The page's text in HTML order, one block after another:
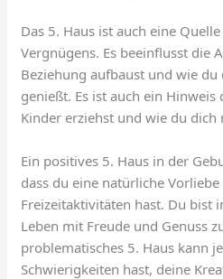
Das 5. Haus ist auch eine
Vergnügens. Es beeinflusst die
Beziehung aufbaust und wie
genießt. Es ist auch ein
Kinder erziehst und wie du
Ein positives 5. Haus in der
dass du eine natürliche
Freizeitaktivitäten hast. Du bist
Leben mit Freude und Genuss
problematisches 5. Haus kann
Schwierigkeiten hast, deine